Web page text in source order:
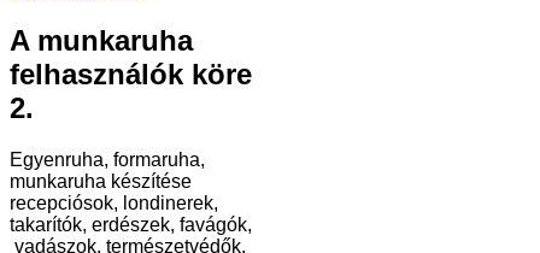
A munkaruha
felhasználók köre
2.
Egyenruha, formaruha,
munkaruha készítése
recepciósok, londinerek,
takarítók, erdészek, favágók,
vadászok, természetvédők,